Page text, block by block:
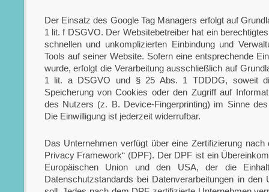
Der Einsatz des Google Tag Managers erfolgt auf
1 lit. f DSGVO. Der Websitebetreiber hat ein
schnellen und unkomplizierten Einbindung und
Tools auf seiner Website. Sofern eine entsprechende
wurde, erfolgt die Verarbeitung ausschließlich auf
1 lit. a DSGVO und § 25 Abs. 1 TDDDG, soweit
Speicherung von Cookies oder den Zugriff auf
des Nutzers (z. B. Device-Fingerprinting) im Sinne
Die Einwilligung ist jederzeit widerrufbar.
Das Unternehmen verfügt über eine Zertifizierung nach
Privacy Framework“ (DPF). Der DPF ist ein
Europäischen Union und den USA, der die
Datenschutzstandards bei Datenverarbeitungen in den